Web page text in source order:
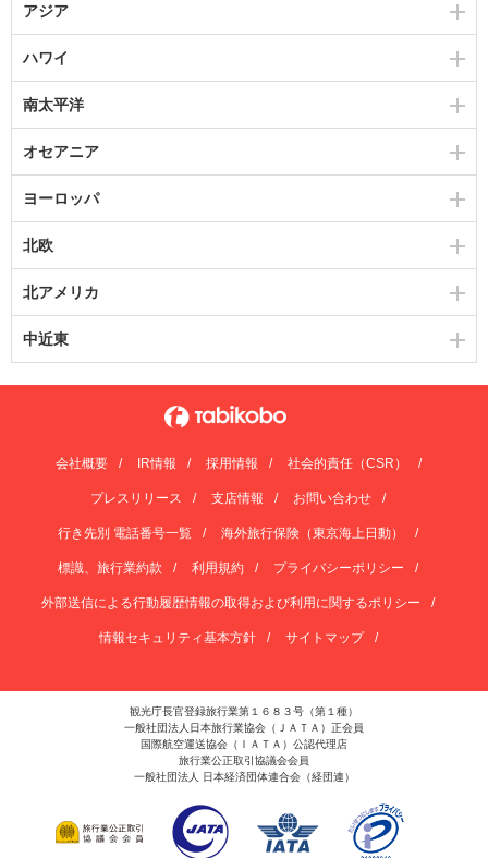
アジア
ハワイ
南太平洋
オセアニア
ヨーロッパ
北欧
北アメリカ
中近東
会社概要 IR情報 採用情報 社会的責任（CSR）
プレスリリース 支店情報 お問い合わせ
行き先別 電話番号一覧 海外旅行保険（東京海上日動）
標識、旅行業約款 利用規約 プライバシーポリシー
外部送信による行動履歴情報の取得および利用に関するポリシー
情報セキュリティ基本方針 サイトマップ
観光庁長官登録旅行業第１６８３号（第１種）
一般社団法人日本旅行業協会（ＪＡＴＡ）正会員
国際航空運送協会（ＩＡＴＡ）公認代理店
旅行業公正取引協議会会員
一般社団法人 日本経済団体連合会（経団連）